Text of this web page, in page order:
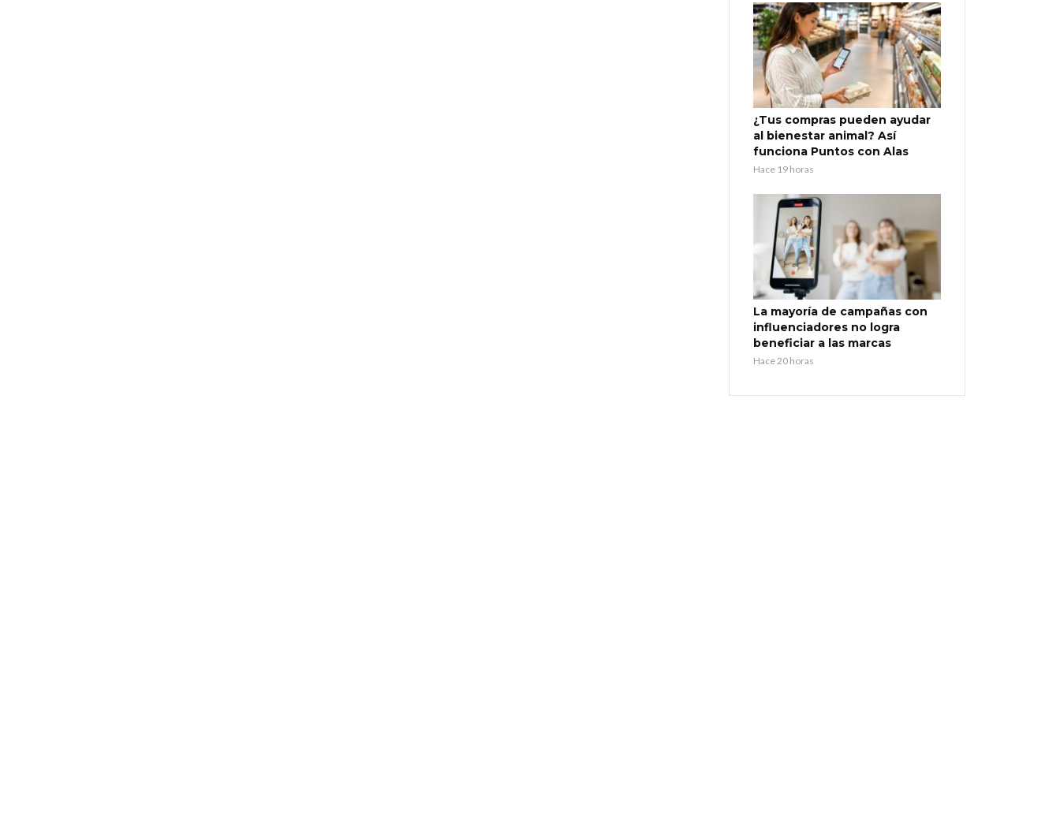
¿Tus compras pueden ayudar
al bienestar animal? Así
funciona Puntos con Alas
Hace 19 horas
La mayoría de campañas con
influenciadores no logra
beneficiar a las marcas
Hace 20 horas